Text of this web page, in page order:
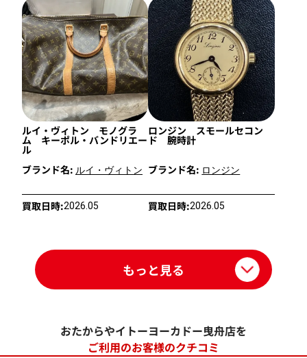
ルイ・ヴィトン モノグラ
ム キーポル・バンドリエー
ル
ブランド名: ルイ・ヴィトン
買取日時:2026.05
ロンジン スモールセコン
ド 腕時計
ブランド名: ロンジン
買取日時:2026.05
もっと見る
おたからやイトーヨーカドー曳舟店を
ご利用のお客様のクチコミ